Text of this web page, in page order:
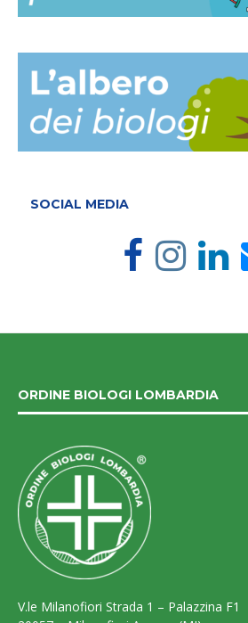
SOCIAL MEDIA
ORDINE BIOLOGI LOMBARDIA
V.le Milanofiori Strada 1 – Palazzina F1